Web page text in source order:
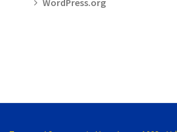
WordPress.org